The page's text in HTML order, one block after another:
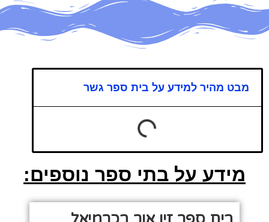
מבט מהיר למידע על בית ספר גשר
מידע על בתי ספר נוספים: